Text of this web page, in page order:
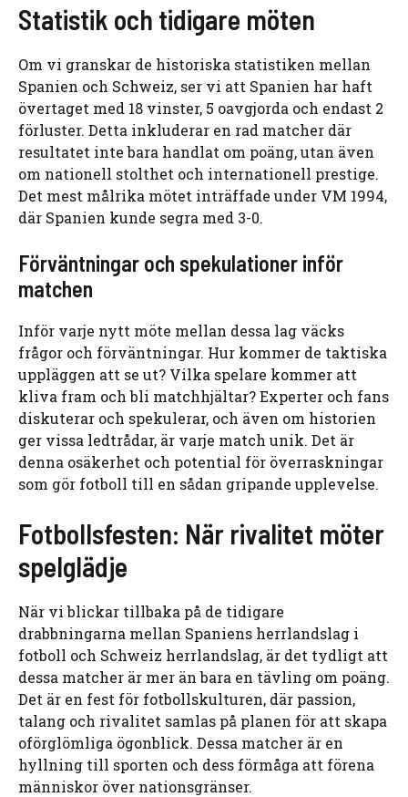
Statistik och tidigare möten
Om vi granskar de historiska statistiken mellan
Spanien och Schweiz, ser vi att Spanien har haft
övertaget med 18 vinster, 5 oavgjorda och endast 2
förluster. Detta inkluderar en rad matcher där
resultatet inte bara handlat om poäng, utan även
om nationell stolthet och internationell prestige.
Det mest målrika mötet inträffade under VM 1994,
där Spanien kunde segra med 3-0.
Förväntningar och spekulationer inför
matchen
Inför varje nytt möte mellan dessa lag väcks
frågor och förväntningar. Hur kommer de taktiska
uppläggen att se ut? Vilka spelare kommer att
kliva fram och bli matchhjältar? Experter och fans
diskuterar och spekulerar, och även om historien
ger vissa ledtrådar, är varje match unik. Det är
denna osäkerhet och potential för överraskningar
som gör fotboll till en sådan gripande upplevelse.
Fotbollsfesten: När rivalitet möter
spelglädje
När vi blickar tillbaka på de tidigare
drabbningarna mellan Spaniens herrlandslag i
fotboll och Schweiz herrlandslag, är det tydligt att
dessa matcher är mer än bara en tävling om poäng.
Det är en fest för fotbollskulturen, där passion,
talang och rivalitet samlas på planen för att skapa
oförglömliga ögonblick. Dessa matcher är en
hyllning till sporten och dess förmåga att förena
människor över nationsgränser.